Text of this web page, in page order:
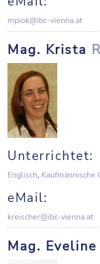
mpiok@ibc-vienna.at
Mag. Krista
Unterrichtet:
Englisch, Kaufmännische
eMail:
kreischer@ibc-vienna.at
Mag. Eveline